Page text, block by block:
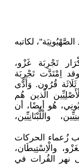
لكاتبه
تَجْرِبَة غَزْو،
اِمْتَدَّت تَجْرِبَة
ثَلَاثَة قُرُون. وَأَدَّى
الّذين هُم
هُو أيضًا، أن
والْلُّبْنَانِيِّين،
زُعماء الحركات
والْاِسْتِيطَان،
نهر الفُرات في